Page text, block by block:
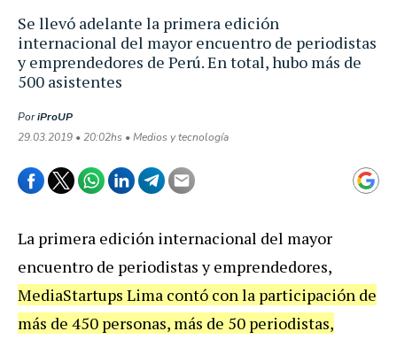
Se llevó adelante la primera edición
internacional del mayor encuentro de periodistas
y emprendedores de Perú. En total, hubo más de
500 asistentes
PoriProUP
29.03.2019 • 20:02hs • Medios y tecnología
La primera edición internacional del mayor
encuentro de periodistas y emprendedores,
MediaStartups Lima contó con la participación de
más de 450 personas, más de 50 periodistas,